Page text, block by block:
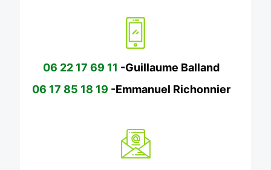
06 22 17 69 11 -Guillaume Balland
06 17 85 18 19 -Emmanuel Richonnier